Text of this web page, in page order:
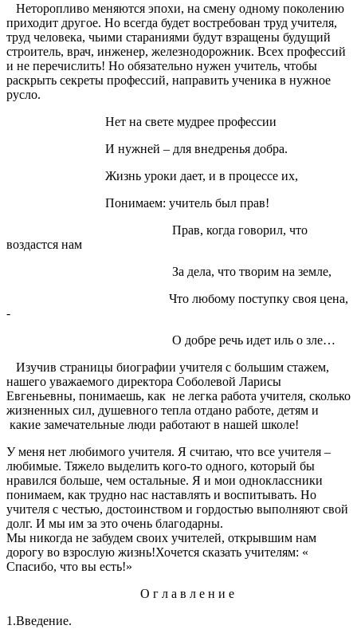
Неторопливо меняются эпохи, на смену одному поколению
приходит другое. Но всегда будет востребован труд учителя,
труд человека, чьими стараниями будут взращены будущий
строитель, врач, инженер, железнодорожник. Всех профессий
и не перечислить! Но обязательно нужен учитель, чтобы
раскрыть секреты профессий, направить ученика в нужное
русло.
Нет на свете мудрее профессии
И нужней – для внедренья добра.
Жизнь уроки дает, и в процессе их,
Понимаем: учитель был прав!
Прав, когда говорил, что
воздастся нам
За дела, что творим на земле,
Что любому поступку своя цена,
-
О добре речь идет иль о зле…
Изучив страницы биографии учителя с большим стажем,
нашего уважаемого директора Соболевой Ларисы
Евгеньевны, понимаешь, как не легка работа учителя, сколько
жизненных сил, душевного тепла отдано работе, детям и
какие замечательные люди работают в нашей школе!
У меня нет любимого учителя. Я считаю, что все учителя –
любимые. Тяжело выделить кого-то одного, который бы
нравился больше, чем остальные. Я и мои одноклассники
понимаем, как трудно нас наставлять и воспитывать. Но
учителя с честью, достоинством и гордостью выполняют свой
долг. И мы им за это очень благодарны.
Мы никогда не забудем своих учителей, открывшим нам
дорогу во взрослую жизнь!Хочется сказать учителям: «
Спасибо, что вы есть!»
О г л а в л е н и е
1.Введение.